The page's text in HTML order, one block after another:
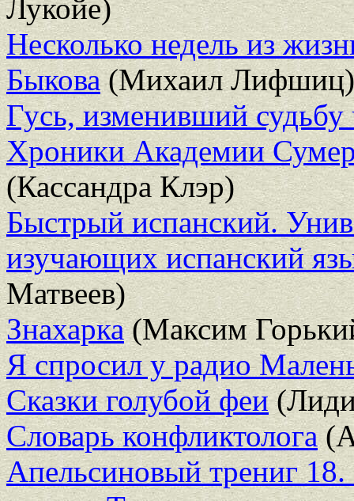
Лукойе)
Несколько недель из
Быкова(Михаил Лифшиц)
Гусь, изменивший судьбу
Хроники Академии
(Кассандра Клэр)
Быстрый испанский.
изучающих испанский
Матвеев)
Знахарка(Максим
Я спросил у радио
Сказки голубой феи
Словарь конфликтолога
Апельсиновый трениг